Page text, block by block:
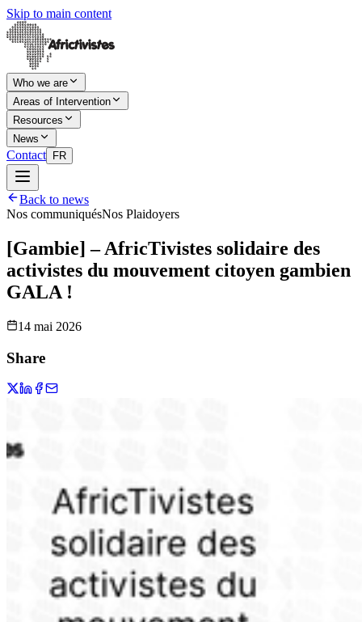
Skip to main content
Who we are
Areas of Intervention
Resources
News
Contact FR
Back to news
Nos communiquésNos Plaidoyers
[Gambie] – AfricTivistes solidaire des
activistes du mouvement citoyen gambien
GALA !
14 mai 2026
Share